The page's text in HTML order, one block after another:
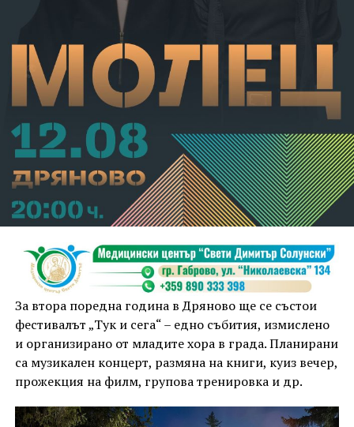
Съдебният акт е окончателен.
За втора поредна година в Дряново ще се състои
фестивалът „Тук и сега“ – едно събития, измислено
и организирано от младите хора в града. Планирани
са музикален концерт, размяна на книги, куиз вечер,
прожекция на филм, групова тренировка и др.